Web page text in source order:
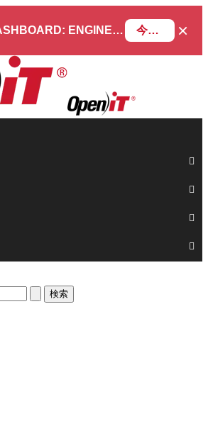
BEYOND THE DASHBOARD: ENGINEERING SOFTWARE IN SERVICENOW WEBINAR 今すぐ登録 ×